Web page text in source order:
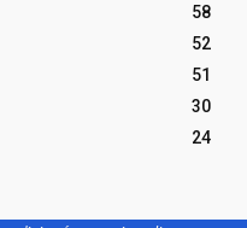
58
52
51
30
24